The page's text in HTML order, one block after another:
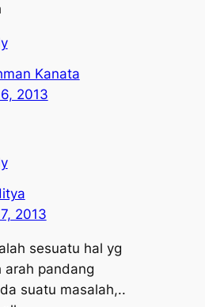
Kanata
2013
2013
sesuatu hal yg
arah pandang
suatu masalah,..